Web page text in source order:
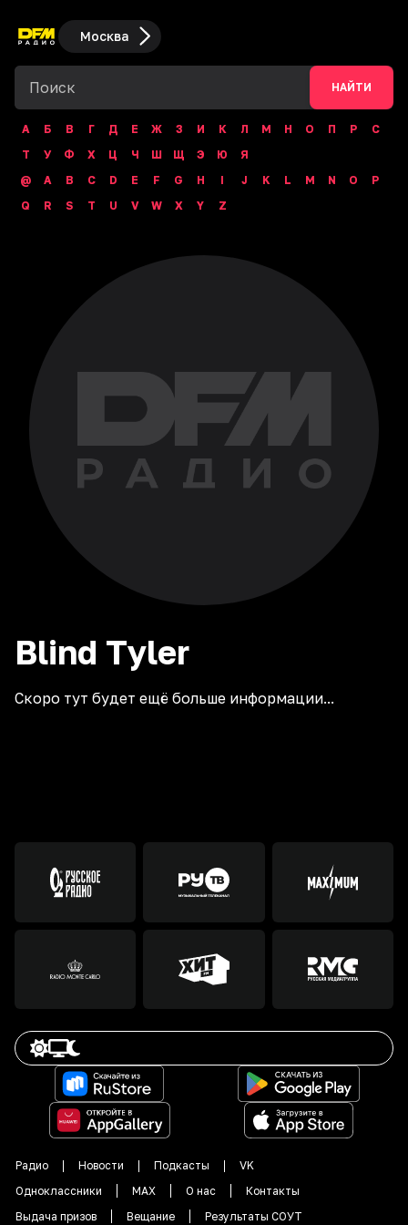
Москва
НАЙТИ
А Б В Г Д Е Ж З И К Л М Н О П Р
С
Т
У Ф Х Ц Ч Ш Щ Э Ю
Я
@
A B C D E F G H I J K L M N O
P
Q
R S T U V W X Y Z
Blind Tyler
Скоро тут будет ещё больше информации...
Радио Новости Подкасты
VK
Одноклассники
MAX О нас
Контакты
Выдача призов
Вещание Результаты СОУТ